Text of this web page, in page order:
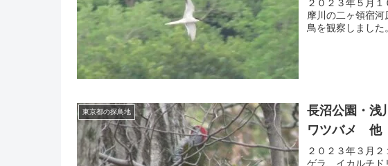
２０２３年５月
摩川の二ヶ領宿
鳥を観察しました。
東京都の探鳥地
長沼公園・
ワツバメ 他
２０２３年３月
ゲラ、イカルチド